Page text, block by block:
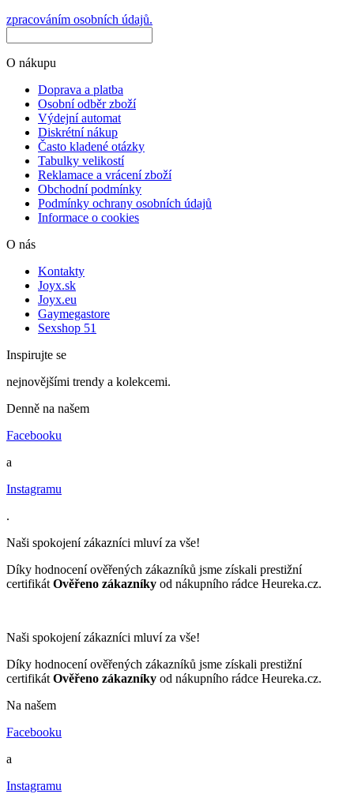
zpracováním osobních údajů.
O nákupu
Doprava a platba
Osobní odběr zboží
Výdejní automat
Diskrétní nákup
Často kladené otázky
Tabulky velikostí
Reklamace a vrácení zboží
Obchodní podmínky
Podmínky ochrany osobních údajů
Informace o cookies
O nás
Kontakty
Joyx.sk
Joyx.eu
Gaymegastore
Sexshop 51
Inspirujte se
nejnovějšími trendy a kolekcemi.
Denně na našem
Facebooku
a
Instagramu
.
Naši spokojení zákazníci mluví za vše!
Díky hodnocení ověřených zákazníků jsme získali prestižní
certifikát Ověřeno zákazníky od nákupního rádce Heureka.cz.
Naši spokojení zákazníci mluví za vše!
Díky hodnocení ověřených zákazníků jsme získali prestižní
certifikát Ověřeno zákazníky od nákupního rádce Heureka.cz.
Na našem
Facebooku
a
Instagramu